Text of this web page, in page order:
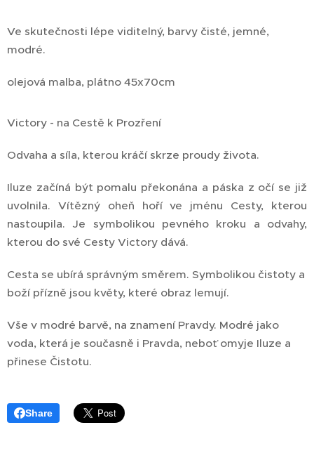
Ve skutečnosti lépe viditelný, barvy čisté, jemné,
modré.
olejová malba, plátno 45x70cm
Victory - na Cestě k Prozření
Odvaha a síla, kterou kráčí skrze proudy života.
Iluze začíná být pomalu překonána a páska z očí se již
uvolnila. Vítězný oheň hoří ve jménu Cesty, kterou
nastoupila. Je symbolikou pevného kroku a odvahy,
kterou do své Cesty Victory dává.
Cesta se ubírá správným směrem. Symbolikou čistoty a
boží přízně jsou květy, které obraz lemují.
Vše v modré barvě, na znamení Pravdy. Modré jako
voda, která je současně i Pravda, neboť omyje Iluze a
přinese Čistotu.
Share